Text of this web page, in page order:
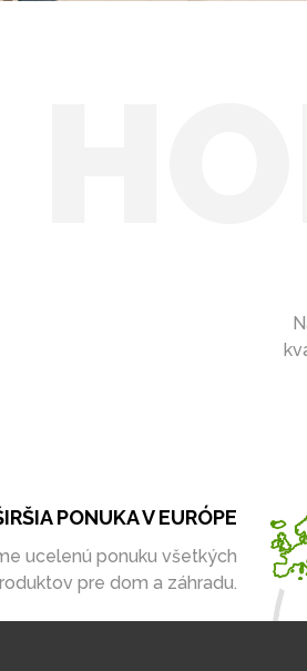
PONUKA V EURÓPE
ucelenú ponuku všetkých
pre dom a záhradu.